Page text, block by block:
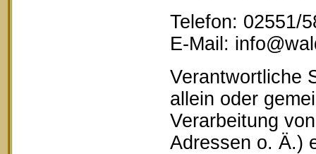
Telefon: 02551/
E-Mail:
Verantwortliche
allein oder
Verarbeitung
Adressen o. Ä.)